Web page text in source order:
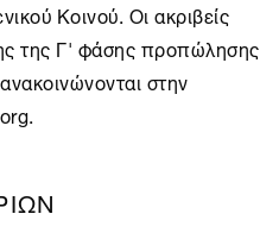
Κοινού. Οι ακριβείς
της Γ' φάσης προπώλησης
στην